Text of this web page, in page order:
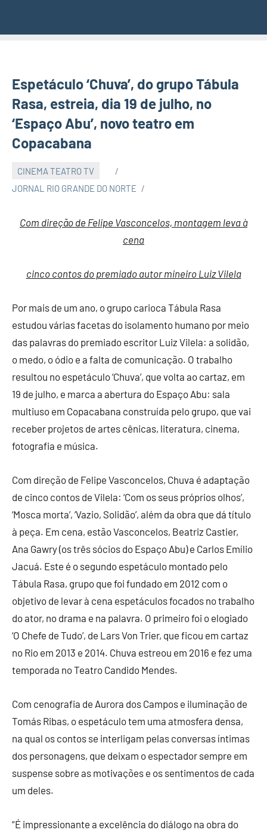
Espetáculo ‘Chuva’, do grupo Tábula
Rasa, estreia, dia 19 de julho, no
‘Espaço Abu’, novo teatro em
Copacabana
CINEMA TEATRO TV
JORNAL RIO GRANDE DO NORTE
Com direção de Felipe Vasconcelos, montagem leva à
cena
cinco contos do premiado autor mineiro Luiz Vilela
Por mais de um ano, o grupo carioca Tábula Rasa
estudou várias facetas do isolamento humano por meio
das palavras do premiado escritor Luiz Vilela: a solidão,
o medo, o ódio e a falta de comunicação. O trabalho
resultou no espetáculo ‘Chuva’, que volta ao cartaz, em
19 de julho, e marca a abertura do Espaço Abu: sala
multiuso em Copacabana construída pelo grupo, que vai
receber projetos de artes cênicas, literatura, cinema,
fotografia e música.
Com direção de Felipe Vasconcelos, Chuva é adaptação
de cinco contos de Vilela: ‘Com os seus próprios olhos’,
‘Mosca morta’, ‘Vazio, Solidão’, além da obra que dá título
à peça. Em cena, estão Vasconcelos, Beatriz Castier,
Ana Gawry (os três sócios do Espaço Abu) e Carlos Emílio
Jacuá. Este é o segundo espetáculo montado pelo
Tábula Rasa, grupo que foi fundado em 2012 com o
objetivo de levar à cena espetáculos focados no trabalho
do ator, no drama e na palavra. O primeiro foi o elogiado
‘O Chefe de Tudo’, de Lars Von Trier, que ficou em cartaz
no Rio em 2013 e 2014. Chuva estreou em 2016 e fez uma
temporada no Teatro Candido Mendes.
Com cenografia de Aurora dos Campos e iluminação de
Tomás Ribas, o espetáculo tem uma atmosfera densa,
na qual os contos se interligam pelas conversas íntimas
dos personagens, que deixam o espectador sempre em
suspense sobre as motivações e os sentimentos de cada
um deles.
“É impressionante a excelência do diálogo na obra do